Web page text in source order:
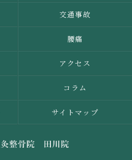
交通事故
腰痛
アクセス
コラム
サイトマップ